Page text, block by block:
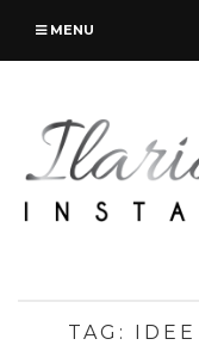
MENU
TAG: